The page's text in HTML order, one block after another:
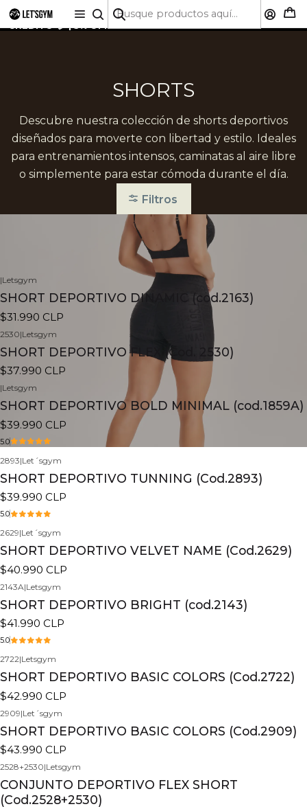
🚚 ENVÍO GRATIS A TODO CHILE SOBRE $50.000 | HASTA
6 CUOTAS SIN INTERÉS CON CUALQUIER TARJETA DE
CRÉDITO 💳 | 5% OFF PRIMERA COMPRA
SHORTS
Descubre nuestra colección de shorts deportivos
diseñados para moverte con libertad y estilo. Ideales
para entrenamientos intensos, caminatas al aire libre
o simplemente para estar cómoda durante el día.
Filtros
|Letsgym
SHORT DEPORTIVO DINAMIC (cod.2163)
$31.990 CLP
2530|Letsgym
SHORT DEPORTIVO FLEX (Cod. 2530)
$37.990 CLP
|Letsgym
SHORT DEPORTIVO BOLD MINIMAL (cod.1859A)
$39.990 CLP
5.0
2893|Let´sgym
SHORT DEPORTIVO TUNNING (Cod.2893)
$39.990 CLP
5.0
Nuevo
2629|Let´sgym
SHORT DEPORTIVO VELVET NAME (Cod.2629)
$40.990 CLP
2143A|Letsgym
SHORT DEPORTIVO BRIGHT (cod.2143)
$41.990 CLP
5.0
2722|Letsgym
SHORT DEPORTIVO BASIC COLORS (Cod.2722)
$42.990 CLP
2909|Let´sgym
SHORT DEPORTIVO BASIC COLORS (Cod.2909)
$43.990 CLP
2528+2530|Letsgym
CONJUNTO DEPORTIVO FLEX SHORT
(Cod.2528+2530)